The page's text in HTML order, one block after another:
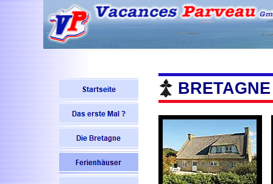
BRETAGNE